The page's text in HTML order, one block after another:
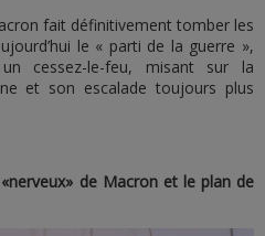
fait définitivement tomber les
le « parti de la guerre »,
cessez-le-feu, misant sur la
et son escalade toujours plus
de Macron et le plan de